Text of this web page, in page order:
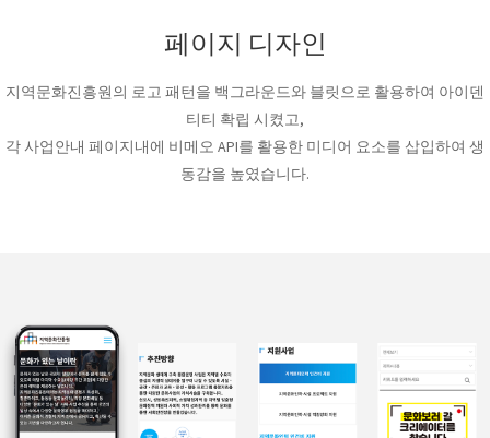
페이지 디자인
지역문화진흥원의 로고 패턴을 백그라운드와 블릿으로 활용하여 아이덴
티티 확립 시켰고,
각 사업안내 페이지내에 비메오 API를 활용한 미디어 요소를 삽입하여 생
동감을 높였습니다.